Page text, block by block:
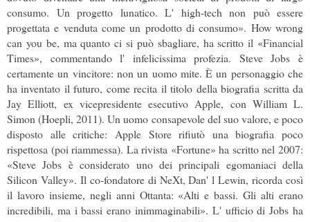
consumo. Un progetto lunatico. L' high-tech non può essere
progettata e venduta come un prodotto di consumo». How wrong
can you be, ma quanto ci si può sbagliare, ha scritto il «Financial
Times», commentando l' infelicissima profezia. Steve Jobs è
certamente un vincitore: non un uomo mite. È un personaggio che
ha inventato il futuro, come recita il titolo della biografia scritta da
Jay Elliott, ex vicepresidente esecutivo Apple, con William L.
Simon (Hoepli, 2011). Un uomo consapevole del suo valore, e poco
disposto alle critiche: Apple Store rifiutò una biografia poco
rispettosa (poi riammessa). La rivista «Fortune» ha scritto nel 2007:
«Steve Jobs è considerato uno dei principali egomaniaci della
Silicon Valley». Il co-fondatore di NeXt, Dan' l Lewin, ricorda così
il lavoro insieme, negli anni Ottanta: «Alti e bassi. Gli alti erano
incredibili, ma i bassi erano inimmaginabili». L' ufficio di Jobs ha